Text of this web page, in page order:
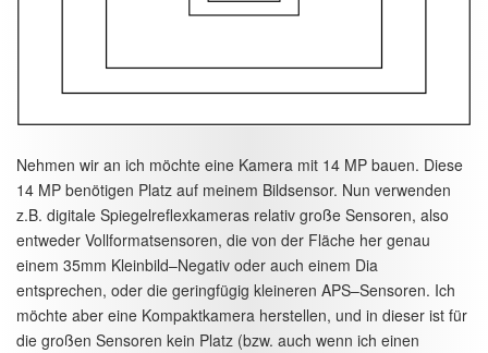
Nehmen wir an ich möchte eine Kamera mit 14 MP bauen. Diese
14 MP benötigen Platz auf meinem Bildsensor. Nun verwenden
z.B. digitale Spiegelreflexkameras relativ große Sensoren, also
entweder Vollformatsensoren, die von der Fläche her genau
einem 35mm Kleinbild–Negativ oder auch einem Dia
entsprechen, oder die geringfügig kleineren APS–Sensoren. Ich
möchte aber eine Kompaktkamera herstellen, und in dieser ist für
die großen Sensoren kein Platz (bzw. auch wenn ich einen